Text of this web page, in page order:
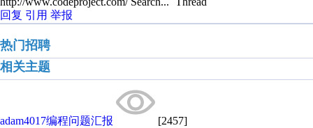
回复 引用 举报
热门招聘
相关主题
adam4017编程问题汇报 [2457]